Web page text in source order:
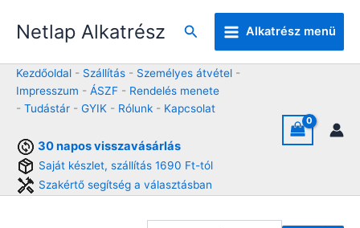
Netlap Alkatrész Keresés Alkatrész menü
Kezdőoldal - Szállítás - Személyes átvétel -
Impresszum - ÁSZF - Rendelés menete
- Tudástár - GYIK - Rólunk - Kapcsolat
30 napos visszavásárlás
Saját készlet, szállítás 1690 Ft-tól
Szakértő segítség a választásban